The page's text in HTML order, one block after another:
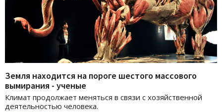
Земля находится на пороге шестого массового
вымирания - ученые
Климат продолжает меняться в связи с хозяйственной
деятельностью человека.